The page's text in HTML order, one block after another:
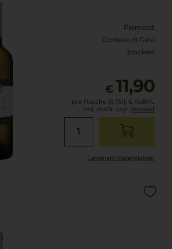
Piemont
Cortese di Gavi
trocken
€ 11,90
pro Flasche (0.75l), € 15,87/L
inkl. MwSt. zzgl. Versand
Lebensmittel­angaben